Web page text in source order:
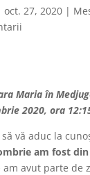
oct. 27, 2020|
Maria în
2020, ora
vă aduc la
am fost
am avut parte de